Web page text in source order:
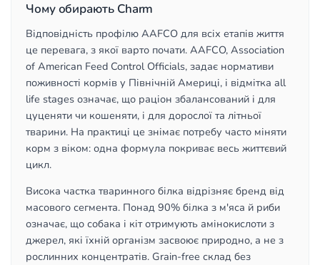
Чому обирають Charm
Відповідність профілю AAFCO для всіх етапів життя
це перевага, з якої варто почати. AAFCO, Association
of American Feed Control Officials, задає нормативи
поживності кормів у Північній Америці, і відмітка all
life stages означає, що раціон збалансований і для
цуценяти чи кошеняти, і для дорослої та літньої
тварини. На практиці це знімає потребу часто міняти
корм з віком: одна формула покриває весь життєвий
цикл.
Висока частка тваринного білка відрізняє бренд від
масового сегмента. Понад 90% білка з м'яса й риби
означає, що собака і кіт отримують амінокислоти з
джерел, які їхній організм засвоює природно, а не з
рослинних концентратів. Grain-free склад без